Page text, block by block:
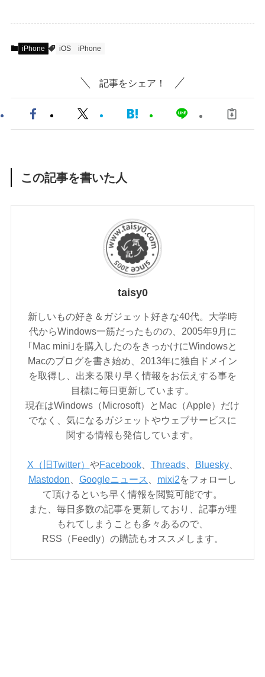
iPhone iOS iPhone
記事をシェア！
この記事を書いた人
taisy0
新しいもの好き＆ガジェット好きな40代。大学時
代からWindows一筋だったものの、2005年9月に
｢Mac mini｣を購入したのをきっかけにWindowsと
Macのブログを書き始め、2013年に独自ドメイン
を取得し、出来る限り早く情報をお伝えする事を
目標に毎日更新しています。
現在はWindows（Microsoft）とMac（Apple）だけ
でなく、気になるガジェットやウェブサービスに
関する情報も発信しています。
X（旧Twitter） やFacebook、 Threads、 Bluesky、
Mastodon
Googleニュース mixi2をフォローし
て頂けるといち早く情報を閲覧可能です。
また、毎日多数の記事を更新しており、記事が埋
もれてしまうことも多々あるので、
RSS（Feedly）の購読もオススメします。